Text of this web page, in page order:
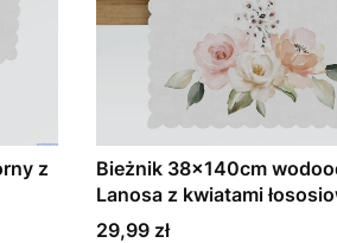
Bieżnik 38x140cm
Lanosa z kwiatami
herbaciane
Cena
29,99 zł